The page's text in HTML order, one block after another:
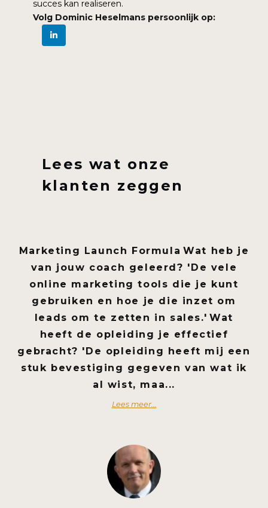
succes kan realiseren.
Volg Dominic Heselmans persoonlijk op:
Lees wat onze
klanten zeggen
Marketing Launch Formula Wat heb je
van jouw coach geleerd? 'De vele
online marketing tools die je kunt
gebruiken en hoe je die inzet om
leads om te zetten in sales.' Wat
heeft de opleiding je effectief
gebracht? 'De opleiding heeft mij een
stuk bevestiging gegeven van wat ik
al wist, maa...
Lees meer...